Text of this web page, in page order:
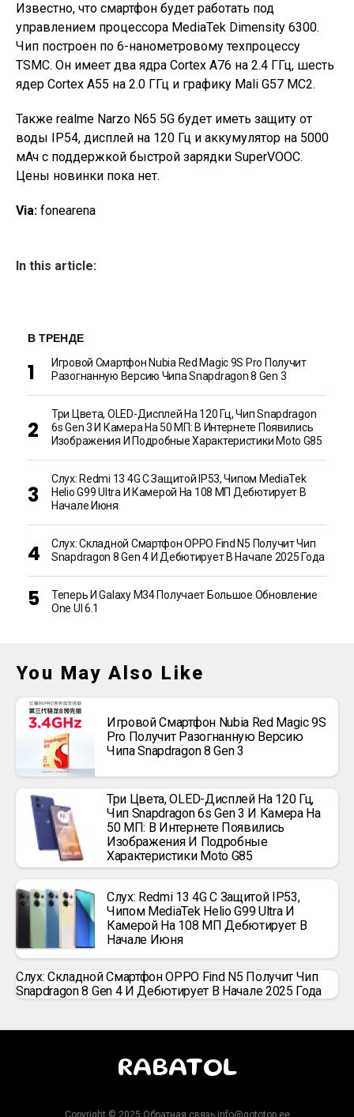
Известно, что смартфон будет работать под
управлением процессора MediaTek Dimensity 6300.
Чип построен по 6-нанометровому техпроцессу
TSMC. Он имеет два ядра Cortex A76 на 2.4 ГГц, шесть
ядер Cortex A55 на 2.0 ГГц и графику Mali G57 MC2.
Также realme Narzo N65 5G будет иметь защиту от
воды IP54, дисплей на 120 Гц и аккумулятор на 5000
мАч с поддержкой быстрой зарядки SuperVOOC.
Цены новинки пока нет.
Via: fonearena
In this article:
В ТРЕНДЕ
Игровой Смартфон Nubia Red Magic 9S Pro Получит
Разогнанную Версию Чипа Snapdragon 8 Gen 3
Три Цвета, OLED-Дисплей На 120 Гц, Чип Snapdragon
6s Gen 3 И Камера На 50 МП: В Интернете Появились
Изображения И Подробные Характеристики Moto G85
Слух: Redmi 13 4G С Защитой IP53, Чипом MediaTek
Helio G99 Ultra И Камерой На 108 МП Дебютирует В
Начале Июня
Слух: Складной Смартфон OPPO Find N5 Получит Чип
Snapdragon 8 Gen 4 И Дебютирует В Начале 2025 Года
Теперь И Galaxy M34 Получает Большое Обновление
One UI 6.1
You May Also Like
Игровой Смартфон Nubia Red Magic 9S
Pro Получит Разогнанную Версию
Чипа Snapdragon 8 Gen 3
Три Цвета, OLED-Дисплей На 120 Гц,
Чип Snapdragon 6s Gen 3 И Камера На
50 МП: В Интернете Появились
Изображения И Подробные
Характеристики Moto G85
Слух: Redmi 13 4G С Защитой IP53,
Чипом MediaTek Helio G99 Ultra И
Камерой На 108 МП Дебютирует В
Начале Июня
Слух: Складной Смартфон OPPO Find N5 Получит Чип
Snapdragon 8 Gen 4 И Дебютирует В Начале 2025 Года
RABATOL
Copyright © 2025 Обратная связь info@gototop.ee